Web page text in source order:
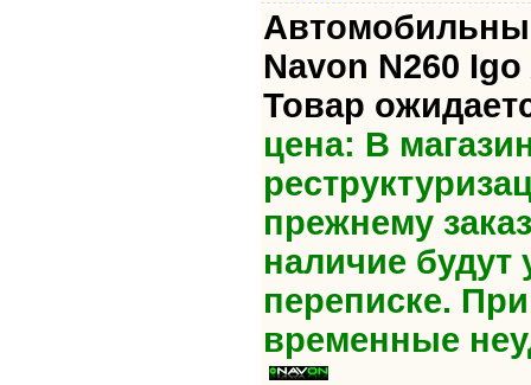
Navon N260
Товар
цена: В
прежнему
наличие будут
переписке.
временные